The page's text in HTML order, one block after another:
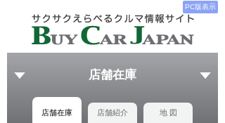
PC版表示
店舗在庫
店舗在庫 店舗紹介 地 図